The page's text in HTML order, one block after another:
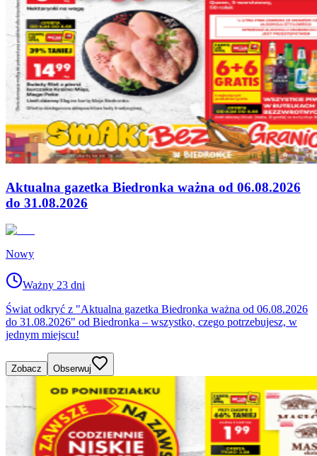
Aktualna gazetka Biedronka ważna od 06.08.2026
do 31.08.2026
Nowy
Ważny 23 dni
Świat odkryć z "Aktualna gazetka Biedronka ważna od 06.08.2026
do 31.08.2026" od Biedronka – wszystko, czego potrzebujesz, w
jednym miejscu!
Zobacz Obserwuj